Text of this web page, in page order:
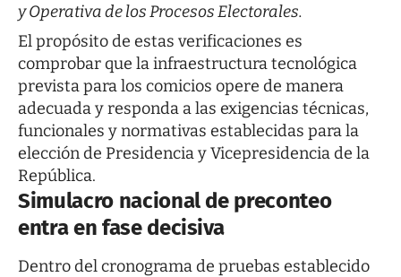
y Operativa de los Procesos Electorales.
El propósito de estas verificaciones es
comprobar que la infraestructura tecnológica
prevista para los comicios opere de manera
adecuada y responda a las exigencias técnicas,
funcionales y normativas establecidas para la
elección de Presidencia y Vicepresidencia de la
República.
Simulacro nacional de preconteo
entra en fase decisiva
Dentro del cronograma de pruebas establecido